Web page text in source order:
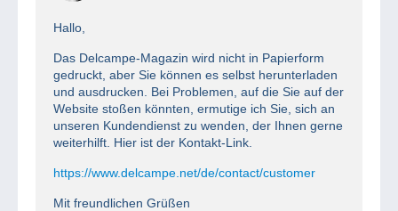
Hallo,
Das Delcampe-Magazin wird nicht in Papierform
gedruckt, aber Sie können es selbst herunterladen
und ausdrucken. Bei Problemen, auf die Sie auf der
Website stoßen könnten, ermutige ich Sie, sich an
unseren Kundendienst zu wenden, der Ihnen gerne
weiterhilft. Hier ist der Kontakt-Link.
https://www.delcampe.net/de/contact/customer
Mit freundlichen Grüßen